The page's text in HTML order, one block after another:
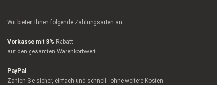
Wir bieten Ihnen folgende Zahlungsarten an:
Vorkasse mit 3% Rabatt
auf den gesamten Warenkorbwert
PayPal
Zahlen Sie sicher, einfach und schnell - ohne weitere Kosten